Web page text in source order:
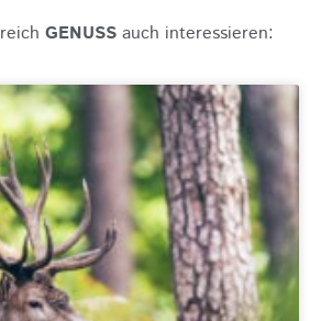
GENUSS auch interessieren: